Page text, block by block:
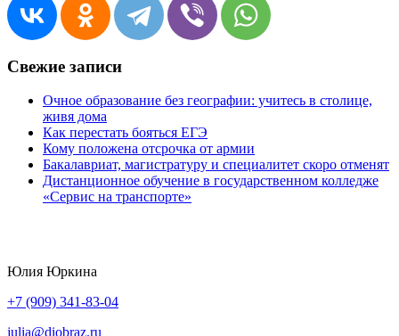
Свежие записи
Очное образование без географии: учитесь в столице,
живя дома
Как перестать бояться ЕГЭ
Кому положена отсрочка от армии
Бакалавриат, магистратуру и специалитет скоро отменят
Дистанционное обучение в государственном колледже
«Сервис на транспорте»
Юлия Юркина
+7 (909) 341-83-04
julia@diobraz.ru